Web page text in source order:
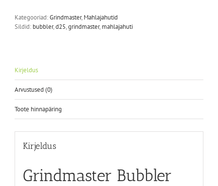
Kategooriad:Grindmaster,Mahlajahutid
Sildid: bubbler,d25,grindmaster,mahlajahuti
Kirjeldus
Arvustused (0)
Toote hinnapäring
Kirjeldus
Grindmaster Bubbler